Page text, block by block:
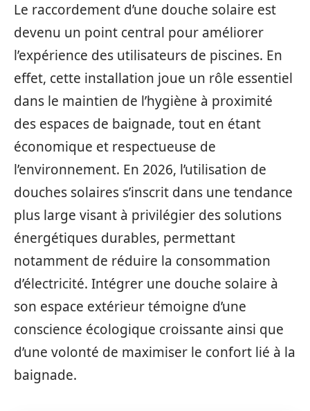
Le raccordement d’une douche solaire est
devenu un point central pour améliorer
l’expérience des utilisateurs de piscines. En
effet, cette installation joue un rôle essentiel
dans le maintien de l’hygiène à proximité
des espaces de baignade, tout en étant
économique et respectueuse de
l’environnement. En 2026, l’utilisation de
douches solaires s’inscrit dans une tendance
plus large visant à privilégier des solutions
énergétiques durables, permettant
notamment de réduire la consommation
d’électricité. Intégrer une douche solaire à
son espace extérieur témoigne d’une
conscience écologique croissante ainsi que
d’une volonté de maximiser le confort lié à la
baignade.